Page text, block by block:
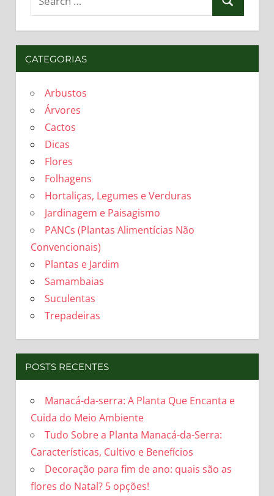
Search
CATEGORIAS
Arbustos
Árvores
Cactos
Dicas
Flores
Folhagens
Hortaliças, Legumes e Verduras
Jardinagem e Paisagismo
PANCs (Plantas Alimentícias Não
Convencionais)
Plantas e Jardim
Samambaias
Suculentas
Trepadeiras
POSTS RECENTES
Manacá-da-serra: A Planta Que Encanta e
Cuida do Meio Ambiente
Tudo Sobre a Planta Manacá-da-Serra:
Características, Cultivo e Benefícios
Decoração para fim de ano: quais são as
flores do Natal? 5 opções!